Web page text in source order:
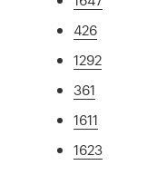
426
1292
361
1611
1623